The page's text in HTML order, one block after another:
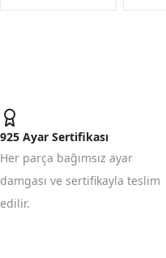
925 Ayar Sertifikası
Her parça bağımsız ayar
damgası ve sertifikayla teslim
edilir.